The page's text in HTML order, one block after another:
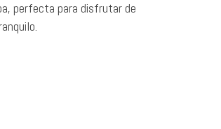
perfecta para disfrutar de